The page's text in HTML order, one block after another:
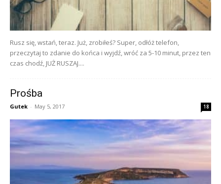
Rusz się, wstań, teraz. Już, zrobiłeś? Super, odłóż telefon,
przeczytaj to zdanie do końca i wyjdź, wróć za 5-10 minut, przez ten
czas chodź, JUŻ RUSZAJ....
Prośba
Gutek - May 5, 2017 18